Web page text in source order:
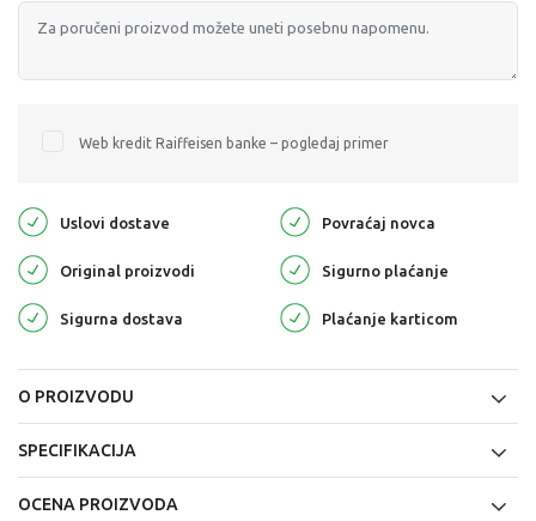
Web kredit Raiffeisen banke – pogledaj primer
Uslovi dostave Povraćaj novca
Original proizvodi Sigurno plaćanje
Sigurna dostava Plaćanje karticom
O PROIZVODU
SPECIFIKACIJA
OCENA PROIZVODA